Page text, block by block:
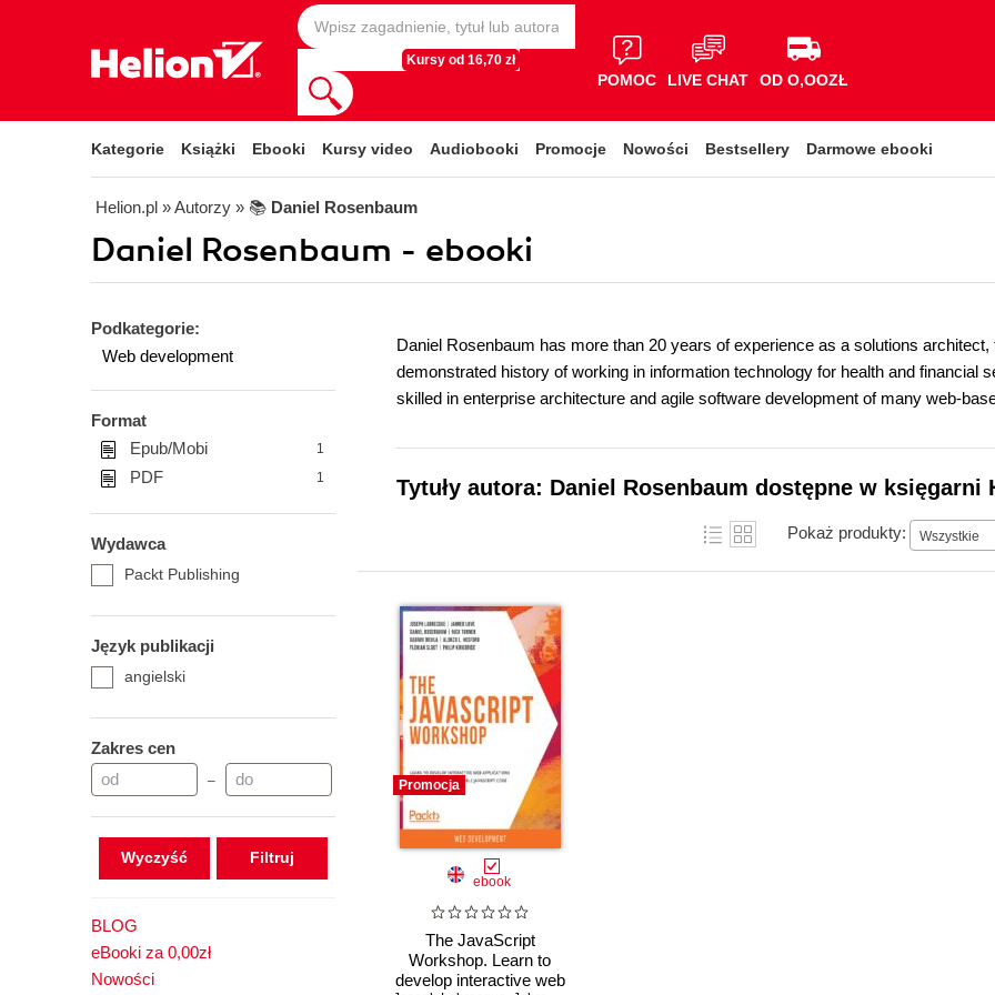
Kursy od 16,70 zł
POMOC LIVE CHAT OD O,OOZŁ
Kategorie Książki Ebooki Kursy video Audiobooki Promocje Nowości Bestsellery Darmowe ebooki
Helion.pl » Autorzy » 📚 Daniel Rosenbaum
Daniel Rosenbaum - ebooki
Podkategorie:
Web development
Format
Epub/Mobi
1
PDF 1
Wydawca
Packt Publishing
Język publikacji
angielski
Zakres cen
–
Wyczyść
BLOG
eBooki za 0,00zł
Nowości
Daniel Rosenbaum has more than 20 years of experience as a solutions
demonstrated history of working in information technology for health and financial
skilled in enterprise architecture and agile software development of many web-
Tytuły autora: Daniel Rosenbaum dostępne w księgarni
Pokaż produkty: Wszystkie
Promocja
ebook
The JavaScript
Workshop. Learn to
develop interactive web